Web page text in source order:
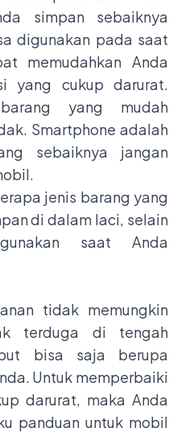
simpan sebaiknya
digunakan pada saat
memudahkan Anda
yang cukup darurat.
yang mudah
Smartphone adalah
sebaiknya jangan
jenis barang yang
di dalam laci, selain
saat Anda
tidak memungkin
terduga di tengah
bisa saja berupa
Untuk memperbaiki
darurat, maka Anda
panduan untuk mobil